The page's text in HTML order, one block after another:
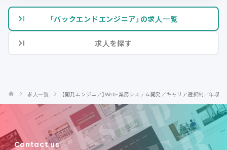
「バックエンドエンジニア」の求人一覧
求人を探す
求人一覧 【開発エンジニア】Web・業務システム開発／キャリア選択制／年収
Contact us